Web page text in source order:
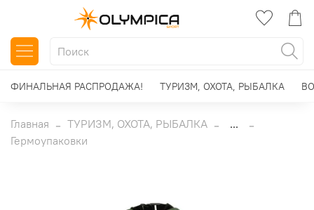
ФИНАЛЬНАЯ РАСПРОДАЖА! ТУРИЗМ, ОХОТА, РЫБАЛКА
Главная ТУРИЗМ, ОХОТА, РЫБАЛКА
...
Гермоупаковки